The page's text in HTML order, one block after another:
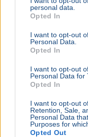
personal data.
Opted In
I want to opt-out
Personal Data.
Opted In
I want to opt-out
Personal Data for
Opted In
I want to opt-out
Retention, Sale,
Personal Data
Purposes for
Opted Out
Balaton
Balaton-átúszást,
érkezett 60 országból.
SPORT 2026. augusztus
40 fokban csap
Debrecen - Nem